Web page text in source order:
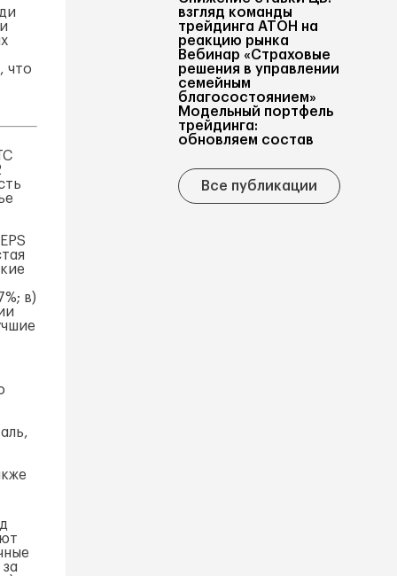
что
в)
взгляд команды
трейдинга АТОН на
реакцию рынка
Вебинар «Страховые
решения в управлении
семейным
благосостоянием»
Модельный портфель
трейдинга:
обновляем состав
Все публикации